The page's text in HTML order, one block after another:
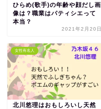
ひらめ(歌手)の年齢や顔だし画
像は？職業はパティシエって
本当？
2021年2月20日
女性有名人
北川悠理はおもしろいし天然